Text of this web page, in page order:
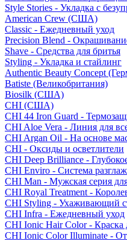
Style Stories - Укладка с
American Crew (США)
Classic - Ежедневный уход
Precision Blend -
Shave - Средства для бритья
Styling - Укладка и стайлинг
Authentic Beauty Concept
Batiste (Великобритания)
Biosilk (США)
CHI (США)
CHI 44 Iron Guard -
CHI Aloe Vera - Линия для
CHI Argan Oil - На основе
CHI - Оксиды и осветлители
CHI Deep Brilliance -
CHI Enviro - Система
CHI Man - Мужская серия
CHI Royal Treatment -
CHI Styling - Ухаживающий
CHI Infra - Ежедневный уход
CHI Ionic Hair Color - Краска
CHI Ionic Color Illuminate -